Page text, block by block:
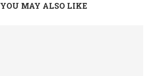
YOU MAY ALSO LIKE